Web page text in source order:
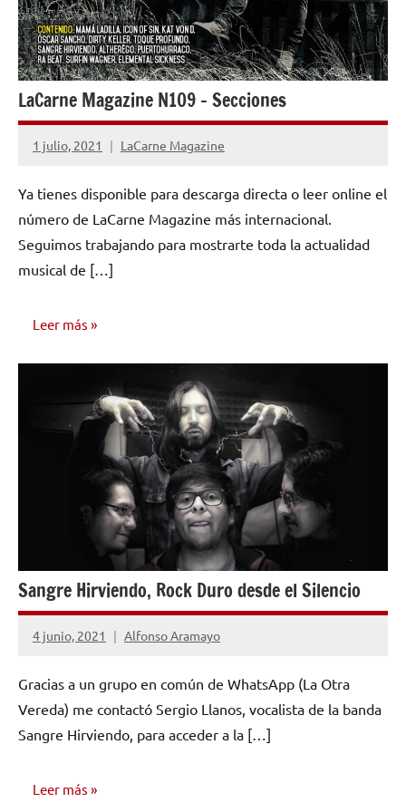
LaCarne Magazine N109 – Secciones
1 julio, 2021 LaCarne Magazine
No
comentarios
Ya tienes disponible para descarga directa o leer online el
número de LaCarne Magazine más internacional.
Seguimos trabajando para mostrarte toda la actualidad
musical de […]
Leer más
PUBLICADOS
Sangre Hirviendo, Rock Duro desde el Silencio
4 junio, 2021 Alfonso Aramayo
No
comentarios
Gracias a un grupo en común de WhatsApp (La Otra
Vereda) me contactó Sergio Llanos, vocalista de la banda
Sangre Hirviendo, para acceder a la […]
Leer más